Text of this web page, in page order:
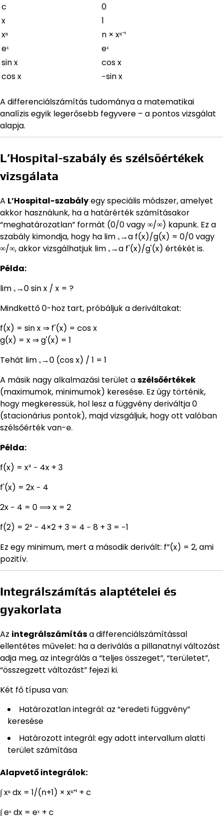
c
0
x
1
xⁿ
n × xⁿ⁻¹
eˣ
eˣ
sin x
cos x
cos x
−sin x
A differenciálszámítás tudománya a matematikai
analízis egyik legerősebb fegyvere – a pontos vizsgálat
alapja.
L’Hospital-szabály és szélsőértékek
vizsgálata
A L’Hospital-szabályegy speciális módszer, amelyet
akkor használunk, ha a határérték számításakor
“meghatározatlan” formát (0/0 vagy ∞/∞) kapunk. Ez a
szabály kimondja, hogy ha lim ₓ→a f(x)/g(x) = 0/0 vagy
∞/∞, akkor vizsgálhatjuk lim ₓ→a f'(x)/g'(x) értékét is.
Példa:
lim ₓ→0 sin x / x = ?
Mindkettő 0-hoz tart, próbáljuk a deriváltakat:
f(x) = sin x ⇒ f'(x) = cos x
g(x) = x ⇒ g'(x) = 1
Tehát lim ₓ→0 (cos x) / 1 = 1
A másik nagy alkalmazási terület aszélsőértékek
(maximumok, minimumok) keresése. Ez úgy történik,
hogy megkeressük, hol lesz a függvény deriváltja 0
(stacionárius pontok), majd vizsgáljuk, hogy ott valóban
szélsőérték van-e.
Példa:
f(x) = x² − 4x + 3
f'(x) = 2x − 4
2x − 4 = 0 ⟹ x = 2
f(2) = 2² − 4×2 + 3 = 4 − 8 + 3 = −1
Ez egy minimum, mert a második derivált: f”(x) = 2, ami
pozitív.
Integrálszámítás alaptételei és
gyakorlata
Az integrálszámítása differenciálszámítással
ellentétes művelet: ha a deriválás a pillanatnyi változást
adja meg, az integrálás a “teljes összeget”, “területet”,
“összegzett változást” fejezi ki.
Két fő típusa van:
Határozatlan integrál: az “eredeti függvény”
keresése
Határozott integrál: egy adott intervallum alatti
terület számítása
Alapvető integrálok:
∫ xⁿ dx = 1/(n+1) × xⁿ⁺¹ + c
∫ eˣ dx = eˣ + c